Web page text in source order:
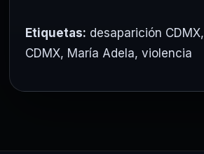
Etiquetas: desaparición CDMX,
CDMX, María Adela, violencia